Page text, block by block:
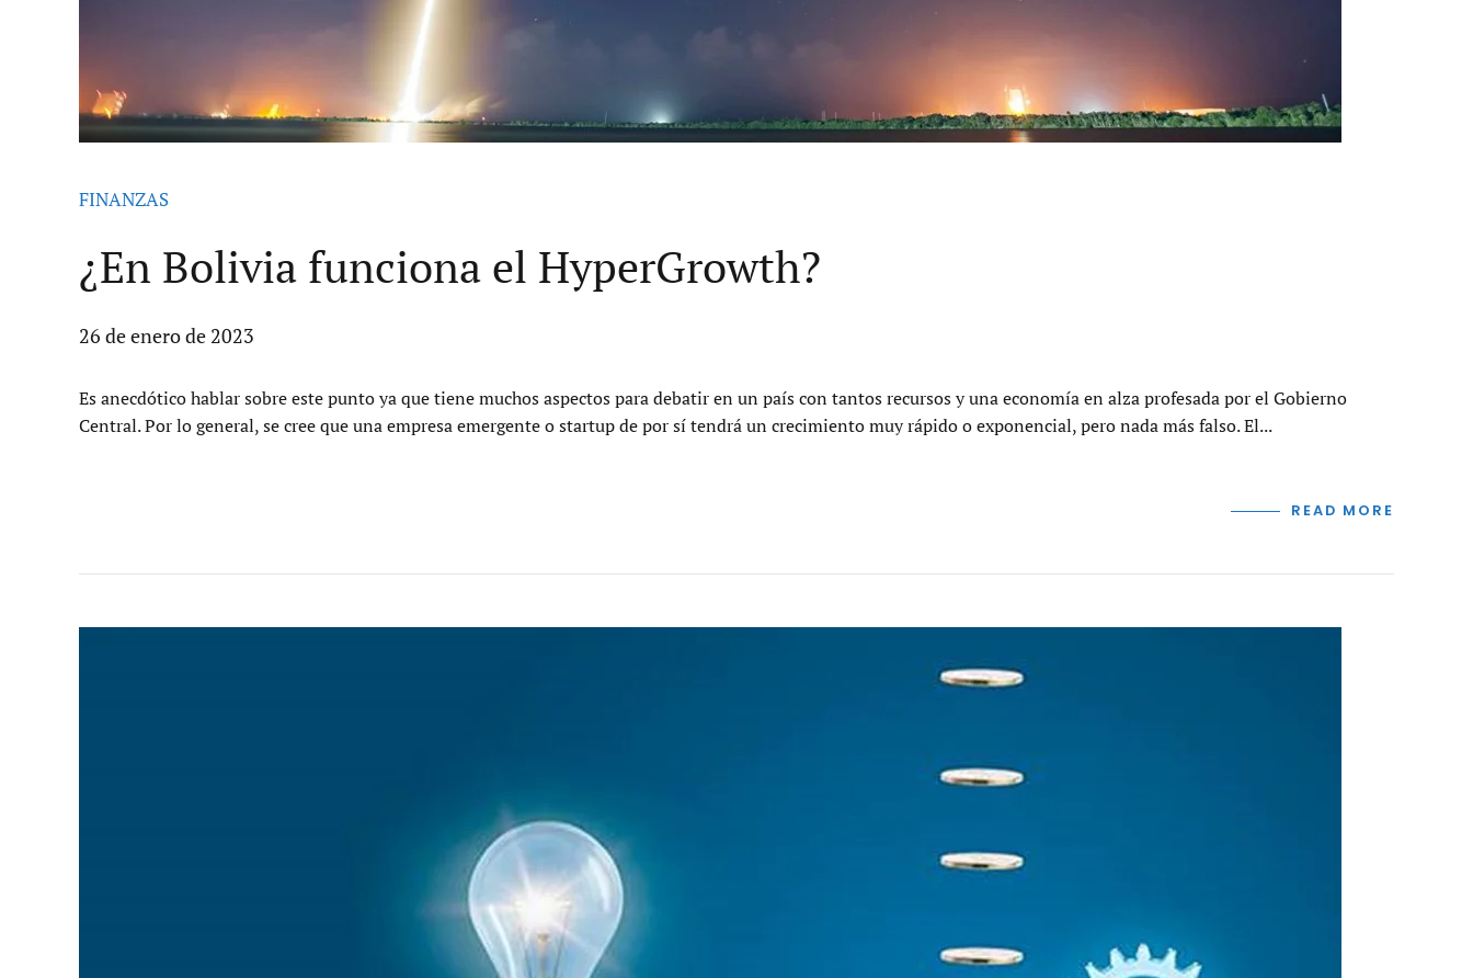
FINANZAS
¿En Bolivia funciona el HyperGrowth?
26 de enero de 2023
Es anecdótico hablar sobre este punto ya que tiene muchos aspectos para debatir en un país con tantos recursos y una economía en alza profesada por el Gobierno
Central. Por lo general, se cree que una empresa emergente o startup de por sí tendrá un crecimiento muy rápido o exponencial, pero nada más falso. El...
READ MORE